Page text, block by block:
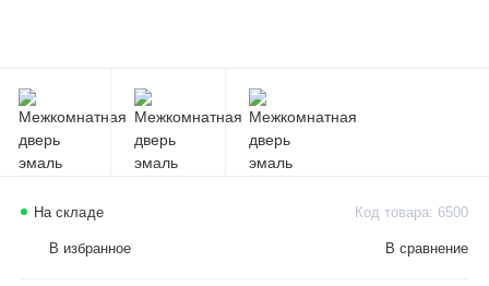
На складе Код товара: 6500
В избранное В сравнение